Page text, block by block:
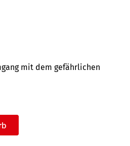
mit dem ge­fähr­lichen